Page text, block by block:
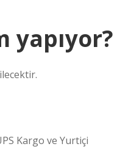
yapıyor?
Kargo ve Yurtiçi